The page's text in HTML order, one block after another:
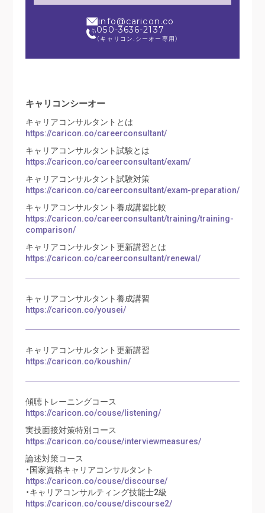
info@caricon.co
050-3636-2137
（キャリコン.シーオー専用）
キャリコンシーオー
キャリアコンサルタントとは
https://caricon.co/careerconsultant/
キャリアコンサルタント試験とは
https://caricon.co/careerconsultant/exam/
キャリアコンサルタント試験対策
https://caricon.co/careerconsultant/exam-preparation/
キャリアコンサルタント養成講習比較
https://caricon.co/careerconsultant/training/training-
comparison/
キャリアコンサルタント更新講習とは
https://caricon.co/careerconsultant/renewal/
キャリアコンサルタント養成講習
https://caricon.co/yousei/
キャリアコンサルタント更新講習
https://caricon.co/koushin/
傾聴トレーニングコース
https://caricon.co/couse/listening/
実技面接対策特別コース
https://caricon.co/couse/interviewmeasures/
論述対策コース
・国家資格キャリアコンサルタント
https://caricon.co/couse/discourse/
・キャリアコンサルティング技能士2級
https://caricon.co/couse/discourse2/